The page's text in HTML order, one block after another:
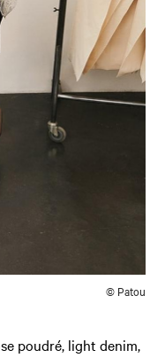
© Patou
poudré, light denim,